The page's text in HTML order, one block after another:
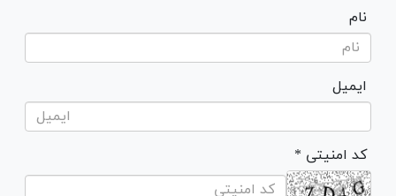
نام
ایمیل
* کد امنیتی